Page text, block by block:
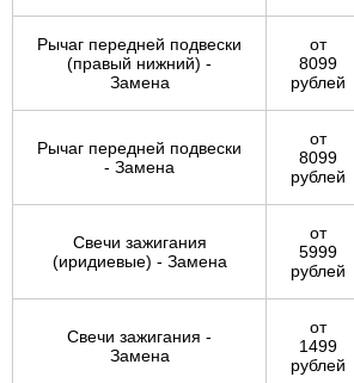
Рычаг передней подвески
(правый нижний) -
Замена
от
8099
рублей
Рычаг передней подвески
- Замена
от
8099
рублей
Свечи зажигания
(иридиевые) - Замена
от
5999
рублей
Свечи зажигания -
Замена
от
1499
рублей